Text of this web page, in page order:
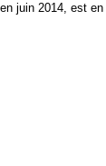
juin 2014, est en